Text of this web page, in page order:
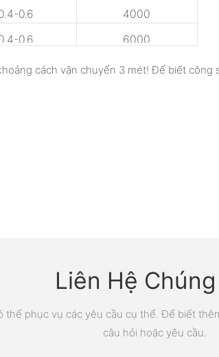
0.6
4000
0.6 6000
cách vận chuyển 3 mét! Để biết
Liên Hệ
phục vụ các yêu cầu cụ thể. Để biết
câu hỏi hoặc yêu cầu.